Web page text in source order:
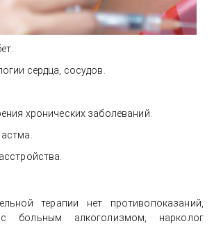
сердца, сосудов.
хронических заболеваний.
терапии нет противопоказаний,
больным алкоголизмом, нарколог